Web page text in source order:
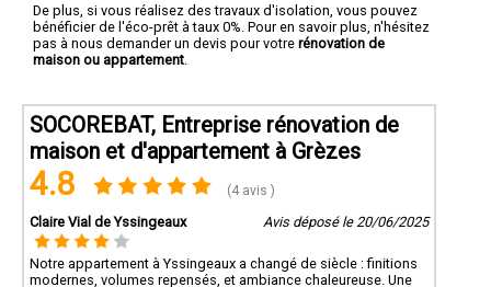
De plus, si vous réalisez des travaux d'isolation, vous pouvez
bénéficier de l'éco-prêt à taux 0%. Pour en savoir plus, n'hésitez
pas à nous demander un devis pour votre rénovation de
maison ou appartement
SOCOREBAT, Entreprise rénovation de
maison et d'appartement à Grèzes
4.8 (4 avis )
Claire Vial de Yssingeaux Avis déposé le 20/06/2025
Notre appartement à Yssingeaux a changé de siècle : finitions
modernes, volumes repensés, et ambiance chaleureuse. Une